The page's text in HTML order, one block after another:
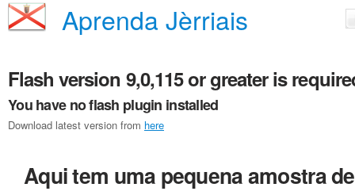
Aprenda Jèrriais
Flash version 9,0,115 or greater is
You have no flash plugin installed
Download latest version from here
Aqui tem uma pequena amostra